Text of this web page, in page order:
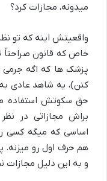
میدونه، مجازات کرد؟
واقعیتش اینه که تو
خاص که قانون صراحتاً
پزشک ها که اگه جرمی
کنن)، یه شاهد عادی
حق سکوتش استفاده
اساسی که میگه کسی
هم حرف اول رو میزنه.
و به این دلیل مجازات